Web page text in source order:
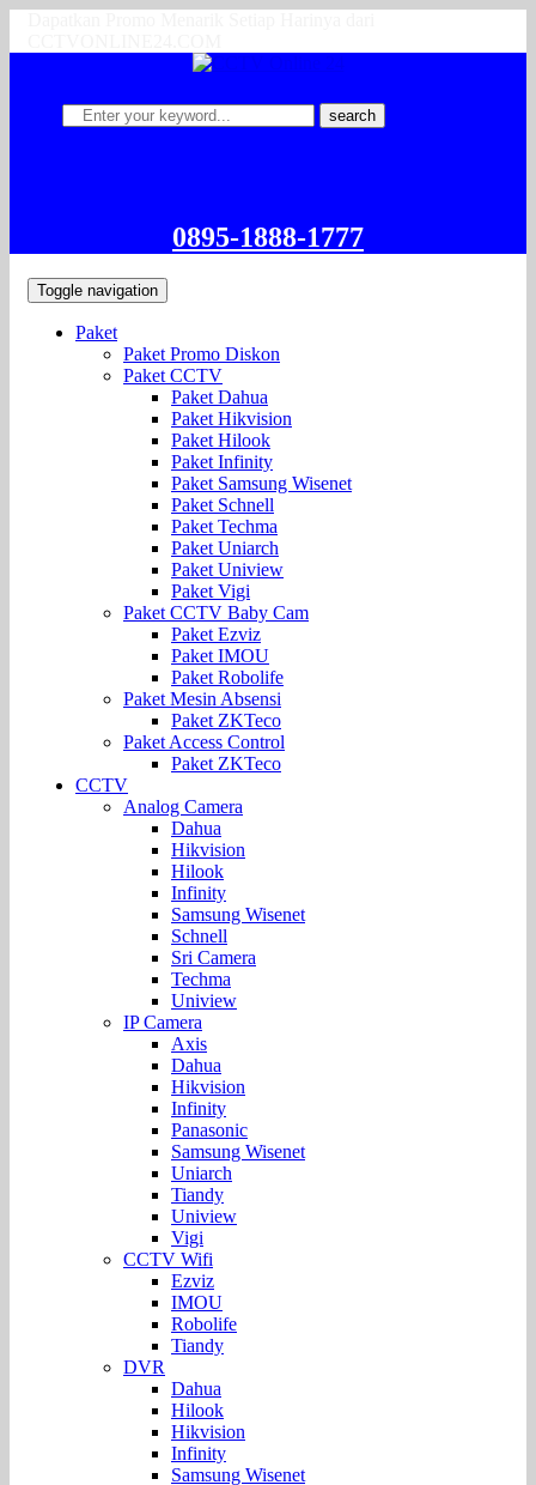
search
0895-1888-1777
Toggle navigation
Paket
Paket Promo Diskon
Paket CCTV
Paket Dahua
Paket Hikvision
Paket Hilook
Paket Infinity
Paket Samsung Wisenet
Paket Schnell
Paket Techma
Paket Uniarch
Paket Uniview
Paket Vigi
Paket CCTV Baby Cam
Paket Ezviz
Paket IMOU
Paket Robolife
Paket Mesin Absensi
Paket ZKTeco
Paket Access Control
Paket ZKTeco
CCTV
Analog Camera
Dahua
Hikvision
Hilook
Infinity
Samsung Wisenet
Schnell
Sri Camera
Techma
Uniview
IP Camera
Axis
Dahua
Hikvision
Infinity
Panasonic
Samsung Wisenet
Uniarch
Tiandy
Uniview
Vigi
CCTV Wifi
Ezviz
IMOU
Robolife
Tiandy
DVR
Dahua
Hilook
Hikvision
Infinity
Samsung Wisenet